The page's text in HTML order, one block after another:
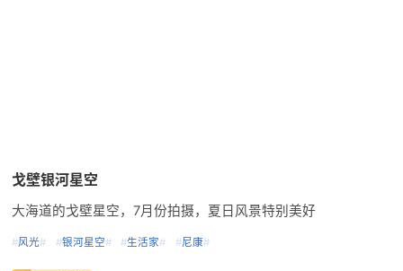
戈壁银河星空
大海道的戈壁星空，7月份拍摄，夏日风景特别美好
#风光# #银河星空# #生活家# #尼康#